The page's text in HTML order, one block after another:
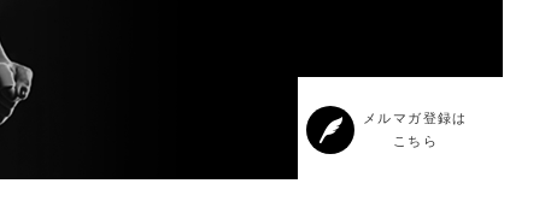
メルマガ登録は
こちら